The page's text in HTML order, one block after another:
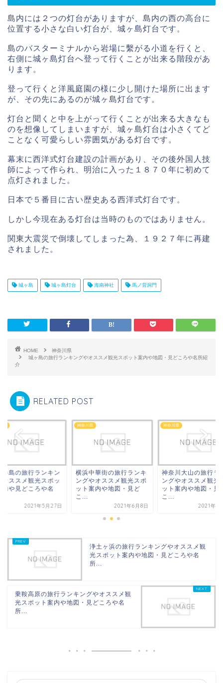
島内には２つの灯台がありますが、島内の西の高台に
位置する小さな白い灯台が、城ヶ島灯台です。
島のバスターミナルから岩場に繫がる小道を行くと、
右側に城ヶ島灯台へ登って行くことが出来る階段があ
ります。
登って行くと洋風庭園の様に少し開けた場所に出ます
が、その先にあるのが城ヶ島灯台です。
灯台と聞くと中を上がって行くことが出来る大きなも
のを想像してしまいますが、城ヶ島灯台は小さくてど
ことなく可愛らしい雰囲気がある灯台です。
幕末に西洋式灯台建設の計画があり、その後外国人技
師によって作られ、明治に入った１８７０年に初めて
点灯されました。
日本で５番目に古い歴史ある西洋式灯台です。
しかし今現在ある灯台は当時のものではありません。
関東大震災で倒壊してしまった為、１９２７年に再建
されました。
城ヶ島 城ヶ島灯台 海南神社 馬ノ背洞門
HOME
神奈川県
城ヶ島の旅行ランキングやオススメ観光スポット案内や地図・見どころや名所紹
介
RELATED POST
半島の旅行ランキン
オススメ観光スポッ
内や見どころや名
2021年5月27日
神奈川県
横浜中華街の旅行ランキ
ングやオススメ観光スポ
ット案内や地図・見ど
こ...
2021年6月8日
神奈川県
神奈川大山の旅行ラ
ングやオススメ観光
ット案内や地図・見
こ...
2021年7
浄土ヶ浜の旅行ランキングやオススメ観
光スポット案内や地図・見どころや名
所...
乗鞍高原の旅行ランキングやオススメ観
光スポット案内や地図・見どころや名
所...